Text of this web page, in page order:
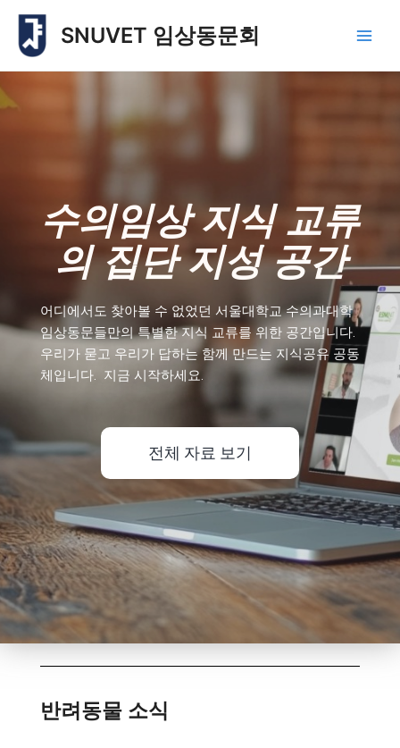
로
건
SNUVET 임상동문회
수의임상 지식 교류
의 집단 지성 공간
어디에서도 찾아볼 수 없었던 서울대학교 수의과대학
임상동문들만의 특별한 지식 교류를 위한 공간입니다.
우리가 묻고 우리가 답하는 함께 만드는 지식공유 공동
체입니다. 지금 시작하세요.
전체 자료 보기
반려동물 소식